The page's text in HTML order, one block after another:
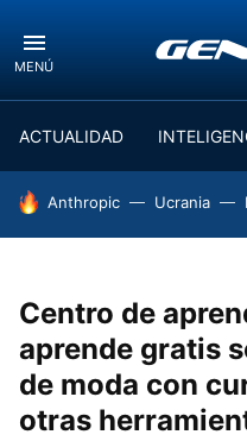
MENÚ
ACTUALIDAD
HOY SE HABLA DE
Anthropic Ucrania
Centro de
aprende gratis
de moda con
otras